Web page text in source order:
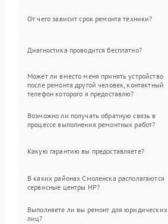
От чего зависит срок ремонта техники?
Диагностика проводится бесплатно?
Может ли вместо меня принять устройство
после ремонта другой человек, контактный
телефон которого я предоставлю?
Возможно ли получать обратную связь в
процессе выполнения ремонтных работ?
Какую гарантию вы предоставляете?
В каких районах Смоленска располагаются
сервисные центры HP?
Выполняете ли вы ремонт для юридических
лиц?